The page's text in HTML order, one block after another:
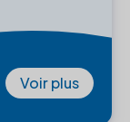
Voir plus